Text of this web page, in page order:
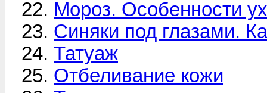
Мороз. Особенности
Синяки под глазами.
Татуаж
Отбеливание кожи